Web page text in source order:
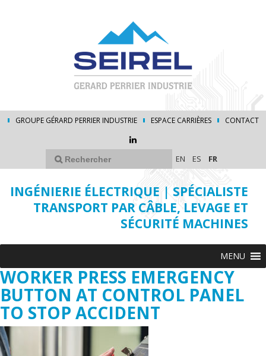
GROUPE GÉRARD PERRIER INDUSTRIE ESPACE CARRIÈRES CONTACT
EN ES FR
INGÉNIERIE ÉLECTRIQUE | SPÉCIALISTE
TRANSPORT PAR CÂBLE, LEVAGE ET
SÉCURITÉ MACHINES
MENU
WORKER PRESS EMERGENCY
BUTTON AT CONTROL PANEL
TO STOP ACCIDENT